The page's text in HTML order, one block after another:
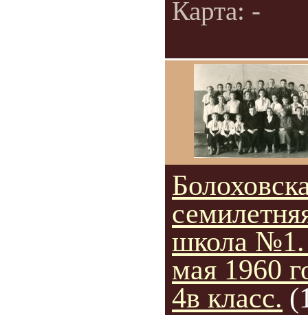
Карта: -
школа №1.
мая 1960
4в класс.